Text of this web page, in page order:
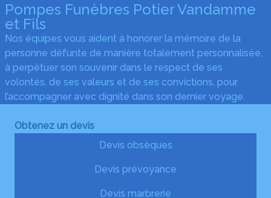
Pompes Funèbres Potier Vandamme
et Fils
Nos équipes vous aident à honorer la mémoire de la
personne défunte de manière totalement personnalisée,
à perpétuer son souvenir dans le respect de ses
volontés, de ses valeurs et de ses convictions, pour
l’accompagner avec dignité dans son dernier voyage.
Obtenez un devis
Devis obsèques
Devis prévoyance
Devis marbrerie